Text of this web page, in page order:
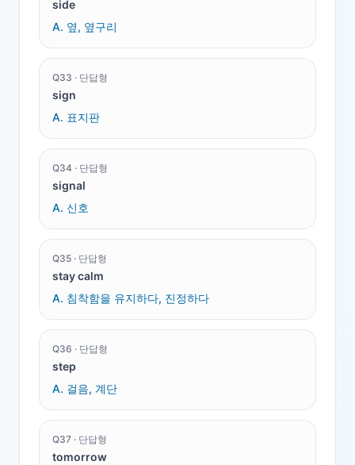
side
A. 옆, 옆구리
Q33 · 단답형
sign
A. 표지판
Q34 · 단답형
signal
A. 신호
Q35 · 단답형
stay calm
A. 침착함을 유지하다, 진정하다
Q36 · 단답형
step
A. 걸음, 계단
Q37 · 단답형
tomorrow